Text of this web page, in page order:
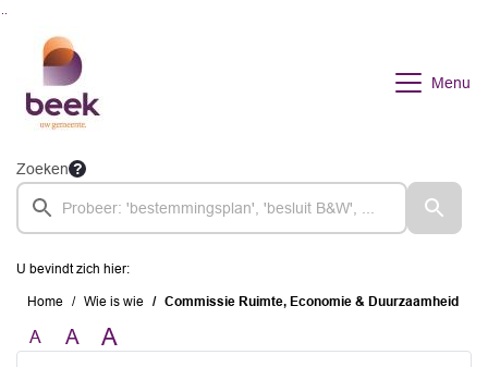
Menu
Zoeken
U bevindt zich hier:
Home Wie is wie Commissie Ruimte, Economie & Duurzaamheid
A A A